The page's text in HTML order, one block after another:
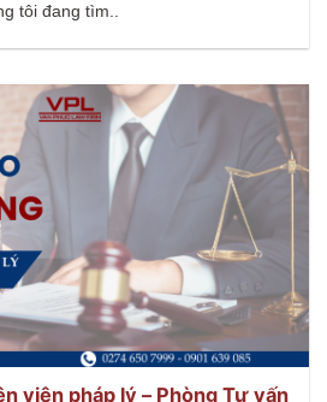
tôi đang tìm..
viên pháp lý – Phòng Tư vấn